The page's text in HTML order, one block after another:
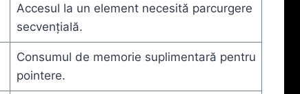
Accesul la un element necesită parcurgere
secvențială.
Consumul de memorie suplimentară pentru
pointere.